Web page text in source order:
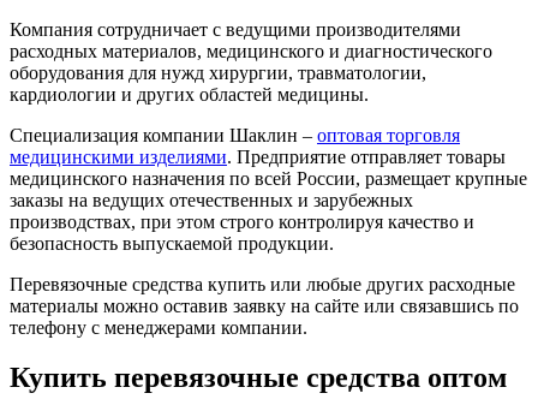
Компания сотрудничает с ведущими производителями
расходных материалов, медицинского и диагностического
оборудования для нужд хирургии, травматологии,
кардиологии и других областей медицины.
Специализация компании Шаклин – оптовая торговля
медицинскими изделиями. Предприятие отправляет товары
медицинского назначения по всей России, размещает крупные
заказы на ведущих отечественных и зарубежных
производствах, при этом строго контролируя качество и
безопасность выпускаемой продукции.
Перевязочные средства купить или любые других расходные
материалы можно оставив заявку на сайте или связавшись по
телефону с менеджерами компании.
Купить перевязочные средства оптом